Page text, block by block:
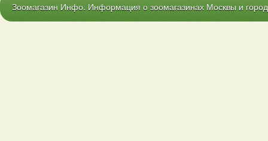
Зоомагазин Инфо. Информация о зоомагазинах Москвы и